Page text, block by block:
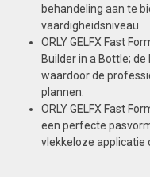
behandeling aan te
vaardigheidsniveau.
ORLY GELFX Fast
Builder in a Bottle;
waardoor de
plannen.
ORLY GELFX Fast
een perfecte
vlekkeloze applicatie